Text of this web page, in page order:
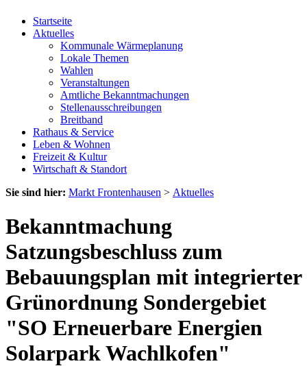
Startseite
Aktuelles
Kommunale Wärmeplanung
Lokale Themen
Wahlen
Veranstaltungen
Amtliche Bekanntmachungen
Stellenausschreibungen
Breitband
Rathaus & Service
Leben & Wohnen
Freizeit & Kultur
Wirtschaft & Standort
Sie sind hier: Markt Frontenhausen > Aktuelles
Bekanntmachung
Satzungsbeschluss zum
Bebauungsplan mit integrierter
Grünordnung Sondergebiet
"SO Erneuerbare Energien
Solarpark Wachlkofen"